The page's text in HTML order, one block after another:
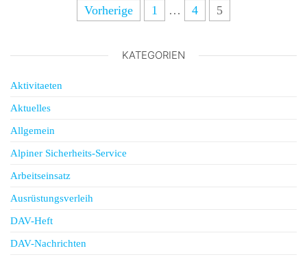
Vorherige 1 … 4 5
KATEGORIEN
Aktivitaeten
Aktuelles
Allgemein
Alpiner Sicherheits-Service
Arbeitseinsatz
Ausrüstungsverleih
DAV-Heft
DAV-Nachrichten